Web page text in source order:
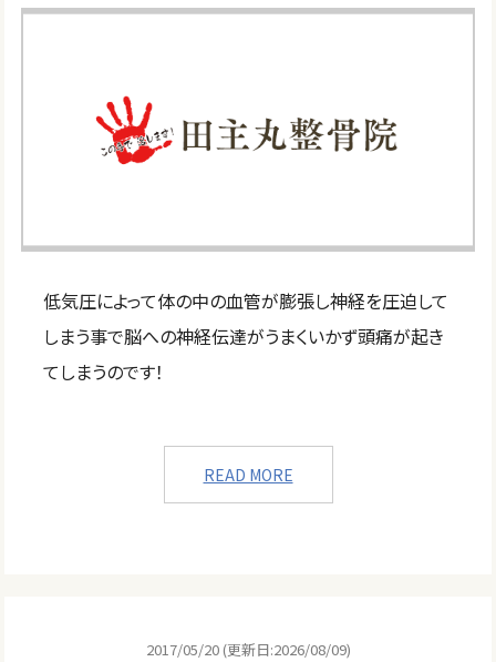
低気圧によって体の中の血管が膨張し神経を圧迫して
しまう事で脳への神経伝達がうまくいかず頭痛が起き
てしまうのです！
READ MORE
2017/05/20 (更新日:2026/08/09)